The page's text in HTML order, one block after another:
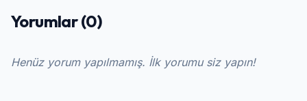
Yorumlar (0)
Henüz yorum yapılmamış. İlk yorumu siz yapın!